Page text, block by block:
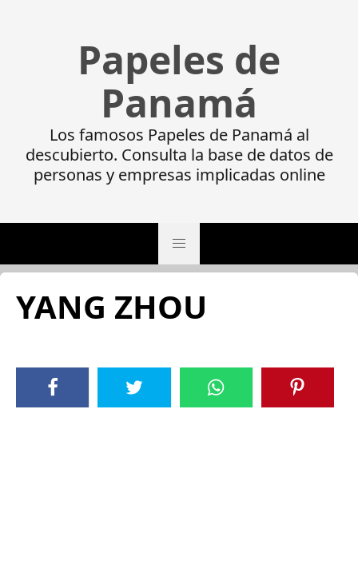
Papeles de
Panamá
Los famosos Papeles de Panamá al
descubierto. Consulta la base de datos de
personas y empresas implicadas online
YANG ZHOU